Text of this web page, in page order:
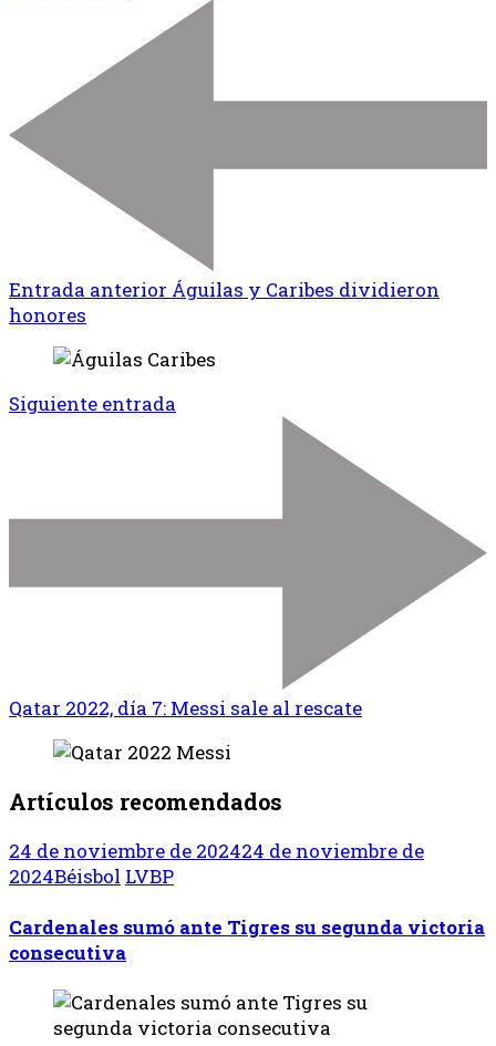
Entrada anterior Águilas y Caribes dividieron
honores
Siguiente entrada
Qatar 2022, día 7: Messi sale al rescate
Artículos recomendados
24 de noviembre de 202424 de noviembre de
2024Béisbol LVBP
Cardenales sumó ante Tigres su segunda victoria
consecutiva